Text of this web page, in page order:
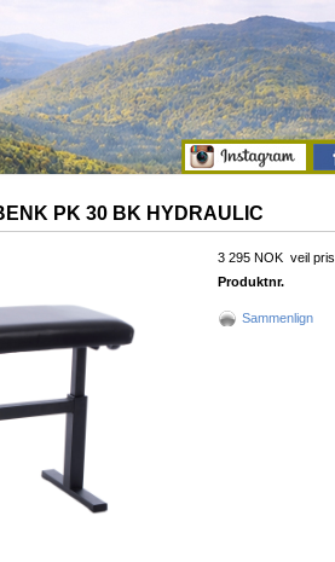
PK 30 BK HYDRAULIC
3 295 NOK veil pris
Produktnr.
Sammenlign